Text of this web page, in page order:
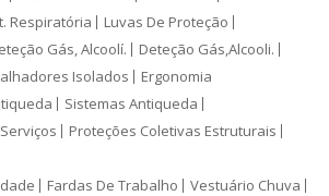
Respiratória
Luvas De Proteção
Gás, Alcoolí.
Deteção Gás,Alcooli.
Isolados Ergonomia
Sistemas Antiqueda
Serviços
Proteções Coletivas Estruturais
Fardas De Trabalho
Vestuário Chuva